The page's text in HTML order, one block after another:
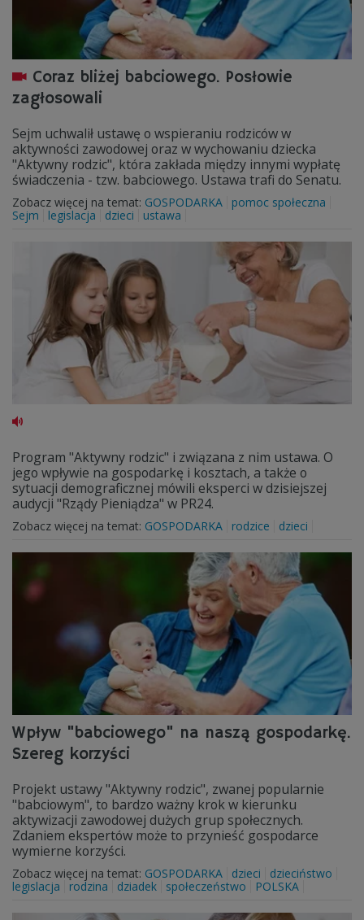
Coraz bliżej babciowego. Posłowie
zagłosowali
Sejm uchwalił ustawę o wspieraniu rodziców w
aktywności zawodowej oraz w wychowaniu dziecka
"Aktywny rodzic", która zakłada między innymi wypłatę
świadczenia - tzw. babciowego. Ustawa trafi do Senatu.
Zobacz więcej na temat: GOSPODARKA
pomoc społeczna
Sejm
legislacja dzieci ustawa
Program "Aktywny rodzic" i związana z nim ustawa. O
jego wpływie na gospodarkę i kosztach, a także o
sytuacji demograficznej mówili eksperci w dzisiejszej
audycji "Rządy Pieniądza" w PR24.
Zobacz więcej na temat: GOSPODARKA rodzice dzieci
Wpływ "babciowego" na naszą gospodarkę.
Szereg korzyści
Projekt ustawy "Aktywny rodzic", zwanej popularnie
"babciowym", to bardzo ważny krok w kierunku
aktywizacji zawodowej dużych grup społecznych.
Zdaniem ekspertów może to przynieść gospodarce
wymierne korzyści.
Zobacz więcej na temat: GOSPODARKA dzieci
dzieciństwo
legislacja
rodzina dziadek społeczeństwo POLSKA